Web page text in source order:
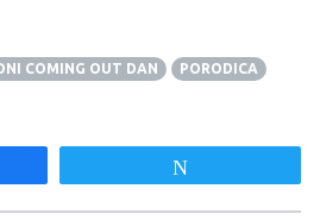
COMING OUT DAN
PORODICA